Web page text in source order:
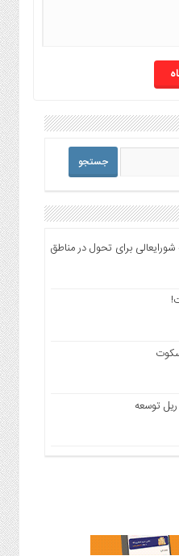
شورایعالی برای تحول در مناطق
توسعه